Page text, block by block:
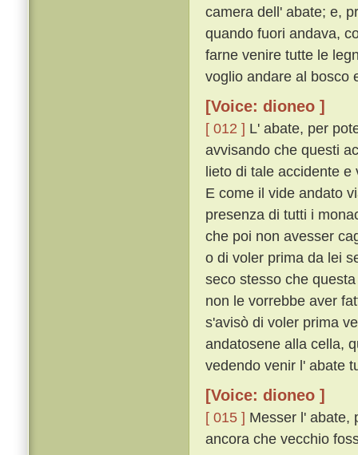
camera dell' abate; e,
quando fuori andava,
farne venire tutte le
voglio andare al bosco
[Voice: dioneo ]
[ 012 ] L' abate, per
avvisando che questi
lieto di tale accidente
E come il vide andato
presenza di tutti i
che poi non avesser
o di voler prima da lei
seco stesso che
non le vorrebbe aver
s'avisò di voler prima
andatosene alla cella,
vedendo venir l' abate
[Voice: dioneo ]
[ 015 ] Messer l' abate,
ancora che vecchio